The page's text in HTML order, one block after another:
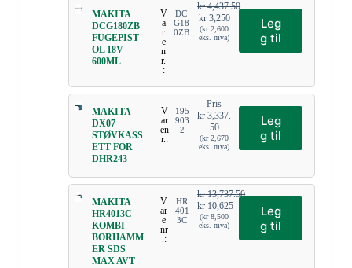
MAKITA
DCG180ZB
FUGEPIST
OL 18V
600ML
V
a
r
e
n
r.
:
DC
G18
0ZB
kr4,437.50
kr3,250
(kr2,600
eks. mva)
Leg
g til
MAKITA
DX07
STØVKASS
ETT FOR
DHR243
V
ar
en
r.:
195
903
2
Pris
kr 3,337.
50
(kr2,670
eks. mva)
Leg
g til
MAKITA
HR4013C
KOMBI
BORHAMM
ER SDS
MAX AVT
V
ar
e
nr
.:
HR
401
3C
kr13,737.50
kr 10,625
(kr8,500
eks. mva)
Leg
g til